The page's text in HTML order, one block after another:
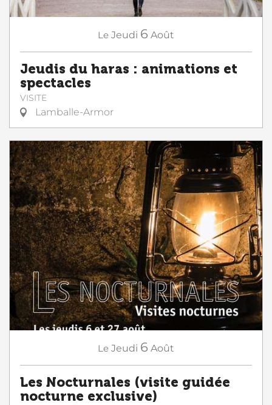
Le Jeudi 6 Août
Jeudis du haras : animations et
spectacles
VISITE
Lamballe-Armor
Le Jeudi 6 Août
Les Nocturnales (visite guidée
nocturne exclusive)